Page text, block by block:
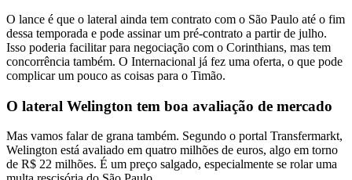
O lance é que o lateral ainda tem contrato com o São Paulo até o fim
dessa temporada e pode assinar um pré-contrato a partir de julho.
Isso poderia facilitar para negociação com o Corinthians, mas tem
concorrência também. O Internacional já fez uma oferta, o que pode
complicar um pouco as coisas para o Timão.
O lateral Welington tem boa avaliação de mercado
Mas vamos falar de grana também. Segundo o portal Transfermarkt,
Welington está avaliado em quatro milhões de euros, algo em torno
de R$ 22 milhões. É um preço salgado, especialmente se rolar uma